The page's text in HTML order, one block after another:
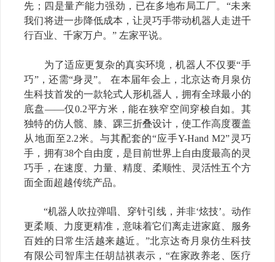
先；四是量产能力强劲，已在多地布局工厂。 “未来
我们将进一步降低成本，让灵巧手带动机器人走进千
行百业、千家万户。” 左家平说。
为了适应更复杂的真实环境，机器人不仅要“手
巧”，还需“身灵”。
在本届年会上，北京达奇月泉仿
生科技首发的一款轮式人形机器人，拥有全球最小的
底盘——仅0.2平方米，能在狭窄空间穿梭自如。其
独特的仿人髋、膝、踝三折叠设计，使工作高度覆盖
从地面至2.2米。与其配套的“应手Y-Hand M2” 灵巧
手，拥有38个自由度，是目前世界上自由度最高的灵
巧手，在速度、力量、精度、柔顺性、灵活性五个方
面全面超越传统产品。
“机器人吹拉弹唱、穿针引线，并非‘炫技’。动作
更柔顺、力度更精准，意味着它们离走进家庭、服务
百姓的日常生活越来越近。 ”北京达奇月泉仿生科技
有限公司智库主任胡喆祺表示， “在家政养老、医疗